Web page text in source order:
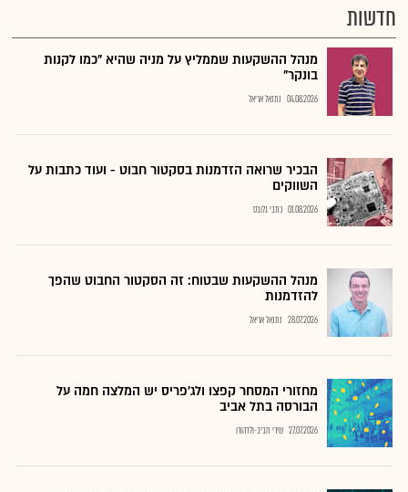
חדשות
מנהל ההשקעות שממליץ על מניה שהיא "כמו לקנות
בונקר"
04.08.2026 נתנאל אריאל
הבכיר שרואה הזדמנות בסקטור חבוט - ועוד כתבות על
השווקים
01.08.2026 כתבי גלובס
מנהל ההשקעות שבטוח: זה הסקטור החבוט שהפך
להזדמנות
28.07.2026 נתנאל אריאל
מחזורי המסחר קפצו ולג'פריס יש המלצה חמה על
הבורסה בתל אביב
27.07.2026 שירי חביב-ולדהורן